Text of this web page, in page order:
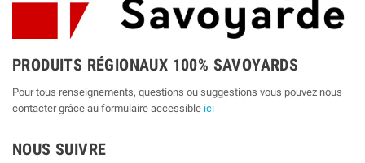
PRODUITS RÉGIONAUX 100% SAVOYARDS
Pour tous renseignements, questions ou suggestions vous pouvez nous
contacter grâce au formulaire accessible ici
NOUS SUIVRE